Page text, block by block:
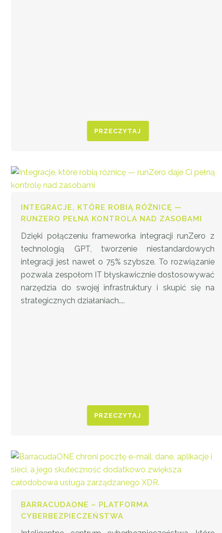
PRZECZYTAJ
INTEGRACJE, KTÓRE ROBIĄ RÓŻNICĘ —
RUNZERO PEŁNA KONTROLA NAD ZASOBAMI
Dzięki połączeniu frameworka integracji runZero z
technologią GPT, tworzenie niestandardowych
integracji jest nawet o 75% szybsze. To rozwiązanie
pozwala zespołom IT błyskawicznie dostosowywać
narzędzia do swojej infrastruktury i skupić się na
strategicznych działaniach....
PRZECZYTAJ
BARRACUDAONE – PLATFORMA
CYBERBEZPIECZEŃSTWA